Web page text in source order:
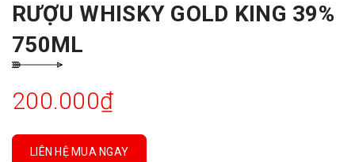
RƯỢU WHISKY GOLD KING 39%
750ML
200.000₫
LIÊN HỆ MUA NGAY